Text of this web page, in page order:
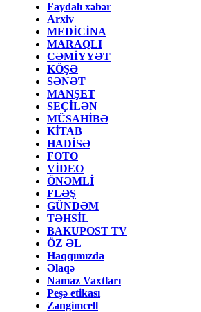
Faydalı xəbər
Arxiv
MEDİCİNA
MARAQLI
CƏMİYYƏT
KÖŞƏ
SƏNƏT
MANŞET
SEÇİLƏN
MÜSAHİBƏ
KİTAB
HADİSƏ
FOTO
VİDEO
ÖNƏMLİ
FLƏŞ
GÜNDƏM
TƏHSİL
BAKUPOST TV
ÖZ ƏL
Haqqımızda
Əlaqə
Namaz Vaxtları
Peşə etikası
Zəngimcell